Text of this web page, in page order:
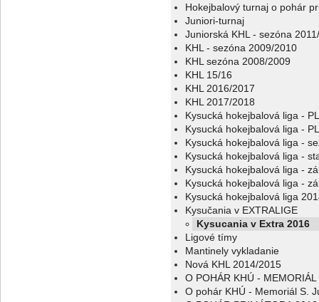
Hokejbalový turnaj o pohár
Juniori-turnaj
Juniorská KHL - sezóna
KHL - sezóna 2009/2010
KHL sezóna 2008/2009
KHL 15/16
KHL 2016/2017
KHL 2017/2018
Kysucká hokejbalová liga -
Kysucká hokejbalová liga -
Kysucká hokejbalová liga -
Kysucká hokejbalová liga -
Kysucká hokejbalová liga -
Kysucká hokejbalová liga -
Kysucká hokejbalová liga
Kysučania v EXTRALIGE
Kysucania v Extra 2016
Ligové tímy
Mantinely vykladanie
Nová KHL 2014/2015
O POHÁR KHÚ - MEMORIÁL
O pohár KHÚ - Memoriál S.